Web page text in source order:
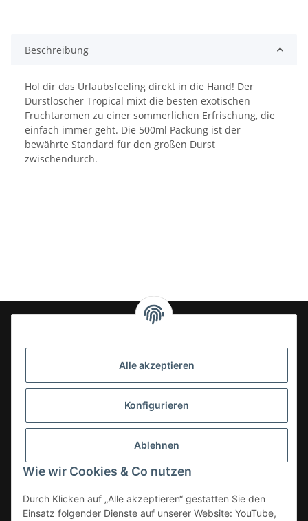
Alle akzeptieren
Konfigurieren
Ablehnen
Wie wir Cookies & Co nutzen
Durch Klicken auf „Alle akzeptieren“ gestatten Sie den
Einsatz folgender Dienste auf unserer Website: YouTube,
Beschreibung
Hol dir das Urlaubsfeeling direkt in die Hand! Der
Durstlöscher Tropical mixt die besten exotischen
Fruchtaromen zu einer sommerlichen Erfrischung, die
einfach immer geht. Die 500ml Packung ist der
bewährte Standard für den großen Durst
zwischendurch.
24-7en Kioskbedarf GmbH
- Sezer Kahveci & Cengiz Inci
33142 Büren, Deutschland
Kategorien
Informationen